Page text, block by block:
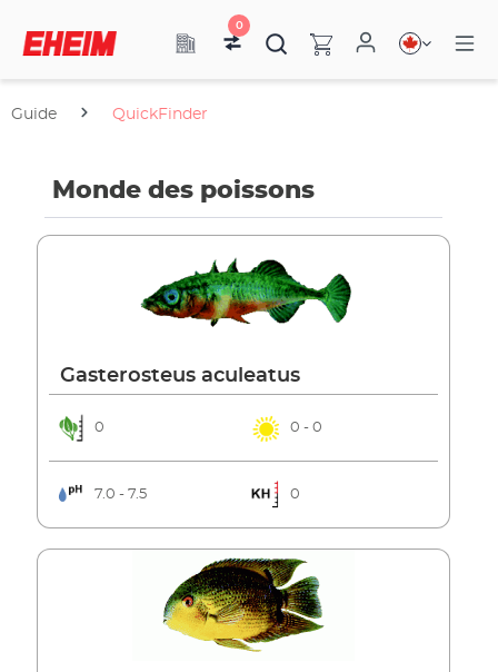
0
Guide QuickFinder
Monde des poissons
Gasterosteus aculeatus
0 0 - 0
7.0 - 7.5 0